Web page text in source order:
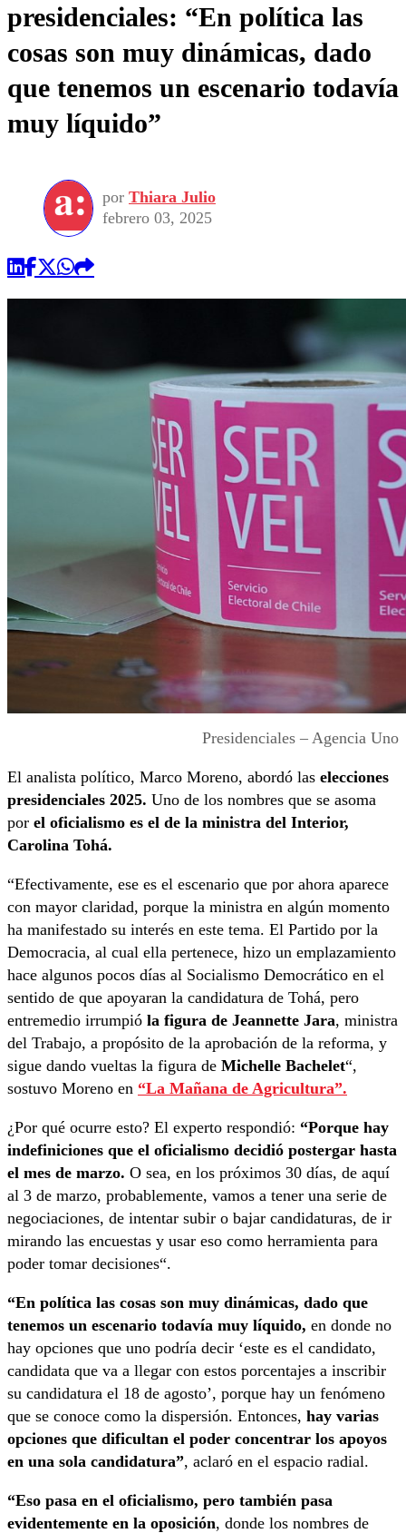
presidenciales: “En política las
cosas son muy dinámicas, dado
que tenemos un escenario todavía
muy líquido”
por Thiara Julio
febrero 03, 2025
Presidenciales – Agencia Uno
El analista político, Marco Moreno, abordó las elecciones
presidenciales 2025. Uno de los nombres que se asoma
por el oficialismo es el de la ministra del Interior,
Carolina Tohá.
“Efectivamente, ese es el escenario que por ahora aparece
con mayor claridad, porque la ministra en algún momento
ha manifestado su interés en este tema. El Partido por la
Democracia, al cual ella pertenece, hizo un emplazamiento
hace algunos pocos días al Socialismo Democrático en el
sentido de que apoyaran la candidatura de Tohá, pero
entremedio irrumpió la figura de Jeannette Jara, ministra
del Trabajo, a propósito de la aprobación de la reforma, y
sigue dando vueltas la figura de Michelle Bachelet“,
sostuvo Moreno en “La Mañana de Agricultura”.
¿Por qué ocurre esto? El experto respondió: “Porque hay
indefiniciones que el oficialismo decidió postergar hasta
el mes de marzo. O sea, en los próximos 30 días, de aquí
al 3 de marzo, probablemente, vamos a tener una serie de
negociaciones, de intentar subir o bajar candidaturas, de ir
mirando las encuestas y usar eso como herramienta para
poder tomar decisiones“.
“En política las cosas son muy dinámicas, dado que
tenemos un escenario todavía muy líquido, en donde no
hay opciones que uno podría decir ‘este es el candidato,
candidata que va a llegar con estos porcentajes a inscribir
su candidatura el 18 de agosto’, porque hay un fenómeno
que se conoce como la dispersión. Entonces, hay varias
opciones que dificultan el poder concentrar los apoyos
en una sola candidatura”, aclaró en el espacio radial.
“Eso pasa en el oficialismo, pero también pasa
evidentemente en la oposición, donde los nombres de